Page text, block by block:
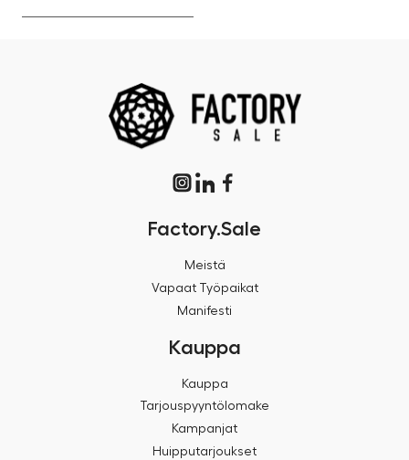
Factory.Sale
Meistä
Vapaat Työpaikat
Manifesti
Kauppa
Kauppa
Tarjouspyyntölomake
Kampanjat
Huipputarjoukset